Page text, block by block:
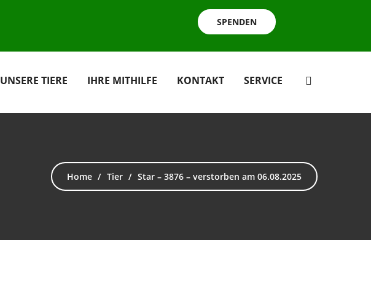
SPENDEN
UNSERE TIERE IHRE MITHILFE KONTAKT SERVICE
Home Tier Star – 3876 – verstorben am 06.08.2025